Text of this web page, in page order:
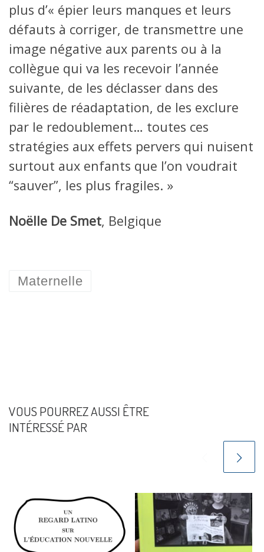
plus d’« épier leurs manques et leurs
défauts à corriger, de transmettre une
image négative aux parents ou à la
collègue qui va les recevoir l’année
suivante, de les déclasser dans des
filières de réadaptation, de les exclure
par le redoublement… toutes ces
stratégies aux effets pervers qui nuisent
surtout aux enfants que l’on voudrait
“sauver”, les plus fragiles. »
Noëlle De Smet, Belgique
Maternelle
VOUS POURREZ AUSSI ÊTRE
INTÉRESSÉ PAR